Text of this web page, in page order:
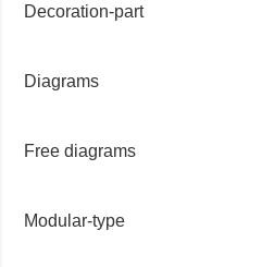
Decoration-part
Diagrams
Free diagrams
Modular-type